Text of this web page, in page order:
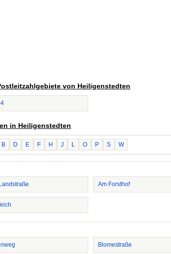
von Heiligenstedten
in Heiligenstedten
B D E F H J L O P S W
Am Forsthof
Blomestraße